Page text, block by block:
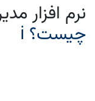
نرم‌ افزار
چیست؟ ℹ️